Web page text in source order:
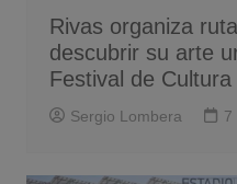
Rivas organiza
descubrir su arte
Festival de
Sergio Lombera 7